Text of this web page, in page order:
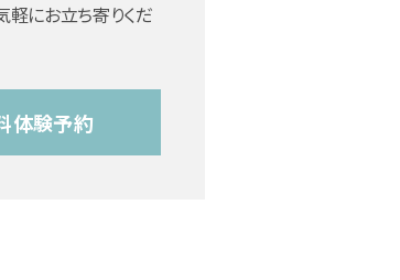
軽にお立ち寄りくだ
体験予約